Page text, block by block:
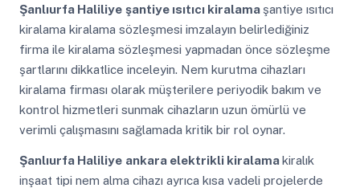
Şanlıurfa Haliliye şantiye ısıtıcı kiralama şantiye ısıtıcı
kiralama kiralama sözleşmesi imzalayın belirlediğiniz
firma ile kiralama sözleşmesi yapmadan önce sözleşme
şartlarını dikkatlice inceleyin. Nem kurutma cihazları
kiralama firması olarak müşterilere periyodik bakım ve
kontrol hizmetleri sunmak cihazların uzun ömürlü ve
verimli çalışmasını sağlamada kritik bir rol oynar.
Şanlıurfa Haliliye ankara elektrikli kiralamakiralık
inşaat tipi nem alma cihazı ayrıca kısa vadeli projelerde